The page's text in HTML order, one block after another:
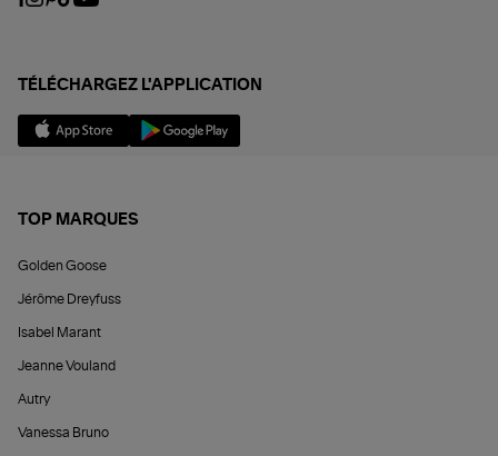
TÉLÉCHARGEZ L'APPLICATION
TOP MARQUES
Golden Goose
Jérôme Dreyfuss
Isabel Marant
Jeanne Vouland
Autry
Vanessa Bruno